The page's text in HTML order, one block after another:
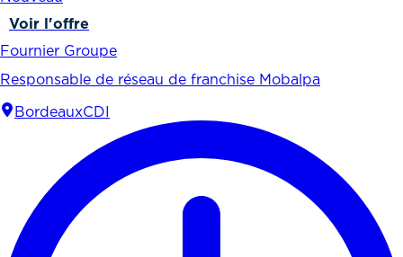
Voir l'offre
Fournier Groupe
Responsable de réseau de franchise Mobalpa
BordeauxCDI